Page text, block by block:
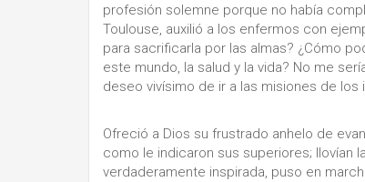
profesión solemne porque no había
Toulouse, auxilió a los enfermos con
para sacrificarla por las almas? ¿Cómo
este mundo, la salud y la vida? No me
deseo vivísimo de ir a las misiones de
Ofreció a Dios su frustrado anhelo de
como le indicaron sus superiores; llovían
verdaderamente inspirada, puso en